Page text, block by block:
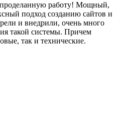
проделанную работу! Мощный,
подход созданию сайтов и
и внедрили, очень много
такой системы. Причем
так и технические.